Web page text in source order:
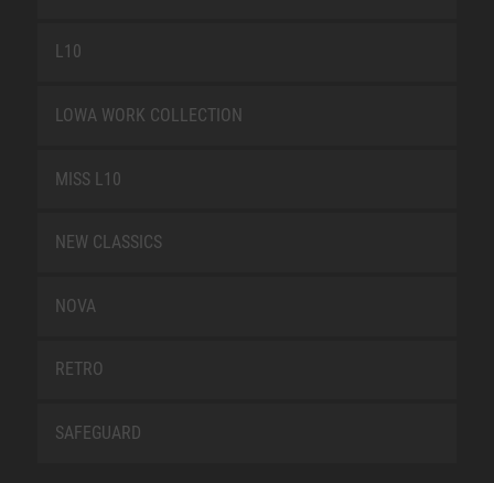
L10
LOWA WORK COLLECTION
MISS L10
NEW CLASSICS
NOVA
RETRO
SAFEGUARD